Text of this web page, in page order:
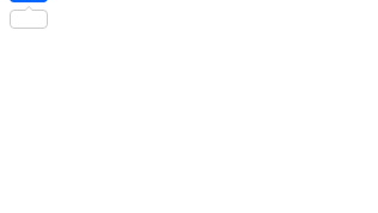
Link
Share